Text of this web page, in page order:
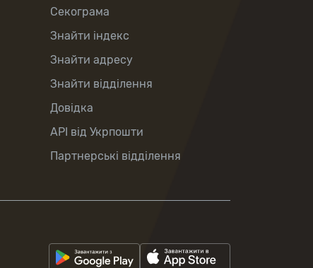
Секограма
Знайти індекс
Знайти адресу
Знайти відділення
Довідка
API від Укрпошти
Партнерські відділення